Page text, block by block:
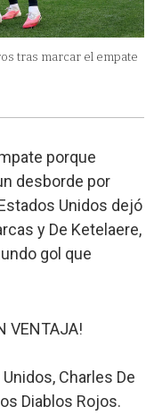
tras marcar el empate
porque
desborde por
Unidos dejó
y De Ketelaere,
gol que
VENTAJA!
Charles De
Diablos Rojos.